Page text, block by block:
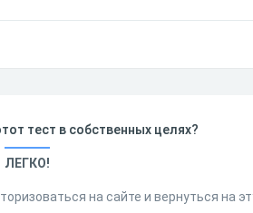
тест в собственных целях?
ЛЕГКО!
на сайте и вернуться на